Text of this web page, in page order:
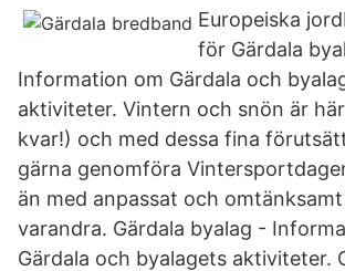
Europeiska
för Gärdala
Information om Gärdala och
aktiviteter. Vintern och snön är
kvar!) och med dessa fina
gärna genomföra
än med anpassat och
varandra. Gärdala byalag -
Gärdala och byalagets aktiviteter.